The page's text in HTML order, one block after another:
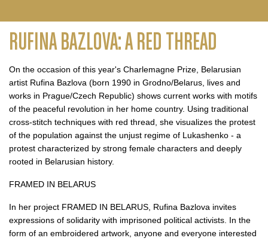
RUFINA BAZLOVA: A RED THREAD
On the occasion of this year's Charlemagne Prize, Belarusian
artist Rufina Bazlova (born 1990 in Grodno/Belarus, lives and
works in Prague/Czech Republic) shows current works with motifs
of the peaceful revolution in her home country. Using traditional
cross-stitch techniques with red thread, she visualizes the protest
of the population against the unjust regime of Lukashenko - a
protest characterized by strong female characters and deeply
rooted in Belarusian history.
FRAMED IN BELARUS
In her project FRAMED IN BELARUS, Rufina Bazlova invites
expressions of solidarity with imprisoned political activists. In the
form of an embroidered artwork, anyone and everyone interested